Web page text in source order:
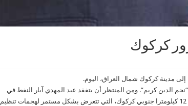
كركوك
مدينة كركوك شمال العراق، اليوم.
الدين كريم”. ومن المنتظر أن يتفقد عبد المهدي آبار النفط في
كركوك، وحقل خباز النفطي الذي يقع على بعد 12 كيلومترا جنوبي كركوك، التي تتعرض بشكل مستمر لهجمات تنظيم